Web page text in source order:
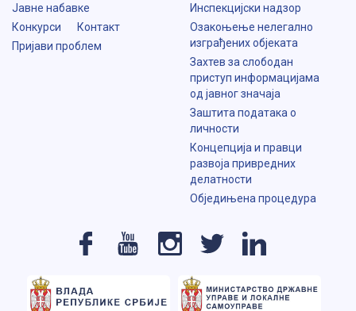
Јавне набавке
Конкурси
Контакт
Пријави проблем
Инспекцијски надзор
Озакоњење нелегално
изграђених објеката
Захтев за слободан
приступ информацијама
од јавног значаја
Заштита података о
личности
Концепција и правци
развоја привредних
делатности
Обједињена процедура